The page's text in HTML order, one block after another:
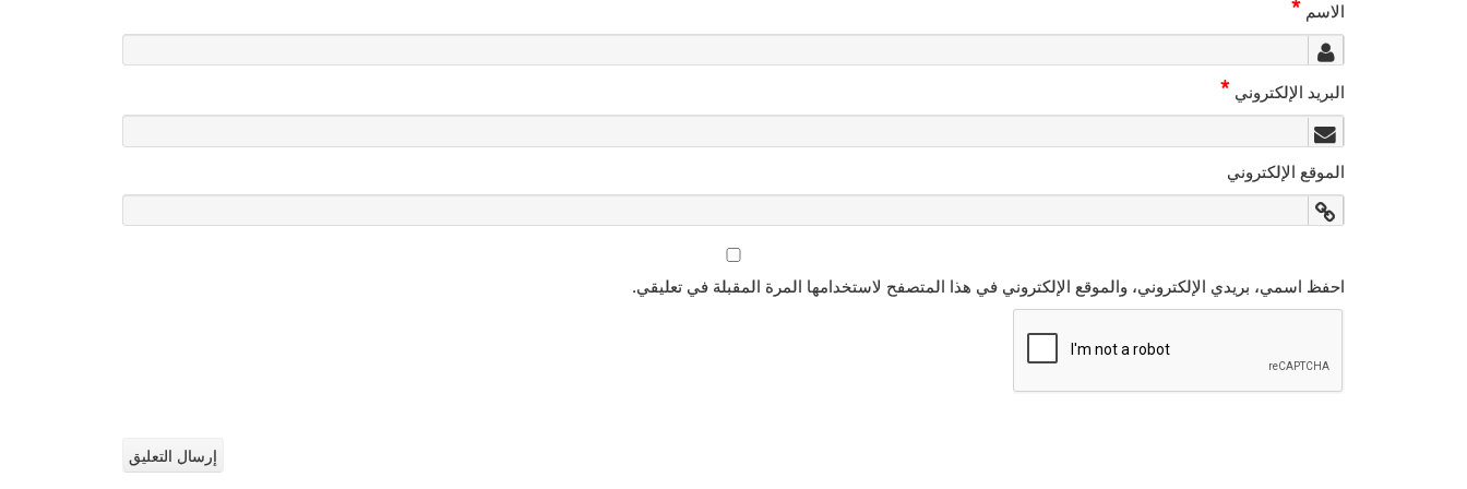
الاسم
البريد الإلكتروني *
الموقع الإلكتروني
احفظ اسمي، بريدي الإلكتروني، والموقع الإلكتروني في هذا المتصفح لاستخدامها المرة المقبلة في تعليقي.